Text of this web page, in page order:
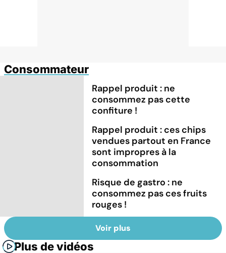
Consommateur
Rappel produit : ne
consommez pas cette
confiture !
Rappel produit : ces chips
vendues partout en France
sont impropres à la
consommation
Risque de gastro : ne
consommez pas ces fruits
rouges !
Voir plus
Plus de vidéos